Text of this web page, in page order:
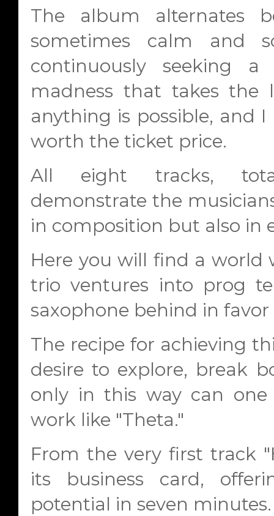
The album alternates
sometimes calm and
continuously seeking
madness that takes the
anything is possible, and
worth the ticket price.
All eight tracks,
demonstrate the
in composition but also in
Here you will find a world
trio ventures into prog
saxophone behind in
The recipe for achieving
desire to explore, break
only in this way can
work like "Theta."
From the very first track
its business card,
potential in seven minutes.